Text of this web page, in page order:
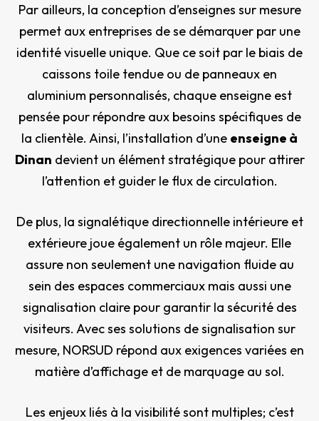
Par ailleurs, la conception d’enseignes sur mesure
permet aux entreprises de se démarquer par une
identité visuelle unique. Que ce soit par le biais de
caissons toile tendue ou de panneaux en
aluminium personnalisés, chaque enseigne est
pensée pour répondre aux besoins spécifiques de
la clientèle. Ainsi, l’installation d’une enseigne à
Dinan devient un élément stratégique pour attirer
l’attention et guider le flux de circulation.
De plus, la signalétique directionnelle intérieure et
extérieure joue également un rôle majeur. Elle
assure non seulement une navigation fluide au
sein des espaces commerciaux mais aussi une
signalisation claire pour garantir la sécurité des
visiteurs. Avec ses solutions de signalisation sur
mesure, NORSUD répond aux exigences variées en
matière d’affichage et de marquage au sol.
Les enjeux liés à la visibilité sont multiples; c’est